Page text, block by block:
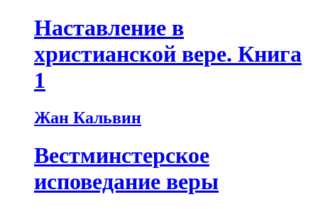
Наставление в
христианской вере. Книга
1
Жан Кальвин
Вестминстерское
исповедание веры